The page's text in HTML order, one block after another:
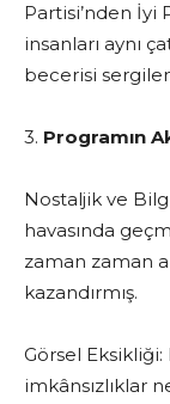
Partisi’nden İyi
insanları aynı
becerisi
3. Programın
Nostaljik ve
havasında
zaman zaman
kazandırmış.
Görsel
imkânsızlıklar